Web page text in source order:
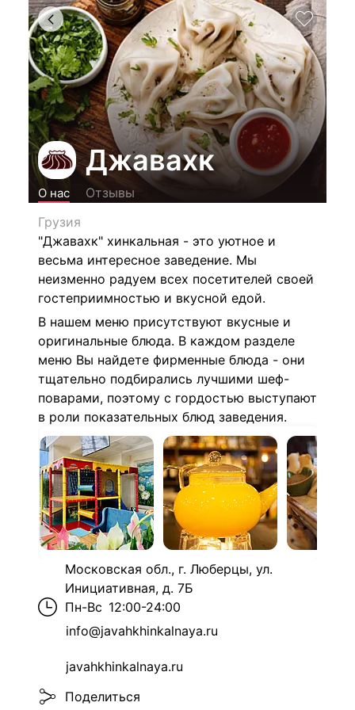
Джавахк
О нас
Отзывы
Грузия
"Джавахк" хинкальная - это уютное и
весьма интересное заведение. Мы
неизменно радуем всех посетителей своей
гостеприимностью и вкусной едой.
В нашем меню присутствуют вкусные и
оригинальные блюда. В каждом разделе
меню Вы найдете фирменные блюда - они
тщательно подбирались лучшими шеф-
поварами, поэтому с гордостью выступают
в роли показательных блюд заведения.
Московская обл., г. Люберцы, ул.
Инициативная, д. 7Б
Пн-Вс 12:00-24:00
info@javahkhinkalnaya.ru
javahkhinkalnaya.ru
Поделиться